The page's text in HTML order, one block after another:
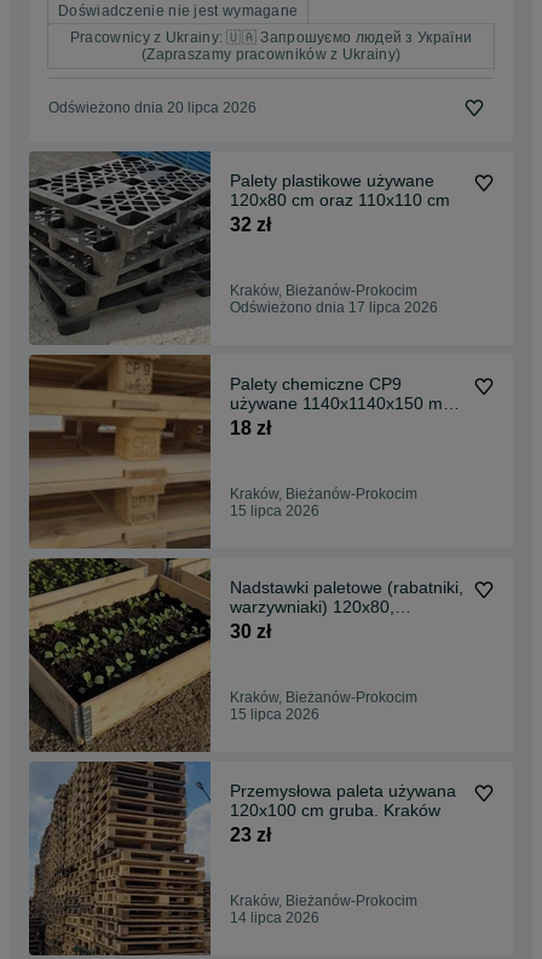
Doświadczenie nie jest wymagane
Pracownicy z Ukrainy: 🇺🇦 Запрошуємо людей з України
(Zapraszamy pracowników z Ukrainy)
Odświeżono dnia 20 lipca 2026
Palety plastikowe używane
120x80 cm oraz 110x110 cm
32 zł
Kraków, Bieżanów-Prokocim
Odświeżono dnia 17 lipca 2026
Palety chemiczne CP9
używane 1140x1140x150 mm
Kraków
18 zł
Kraków, Bieżanów-Prokocim
15 lipca 2026
Nadstawki paletowe (rabatniki,
warzywniaki) 120x80,
120x100, 60x80 cm
30 zł
Kraków, Bieżanów-Prokocim
15 lipca 2026
Przemysłowa paleta używana
120x100 cm gruba. Kraków
23 zł
Kraków, Bieżanów-Prokocim
14 lipca 2026